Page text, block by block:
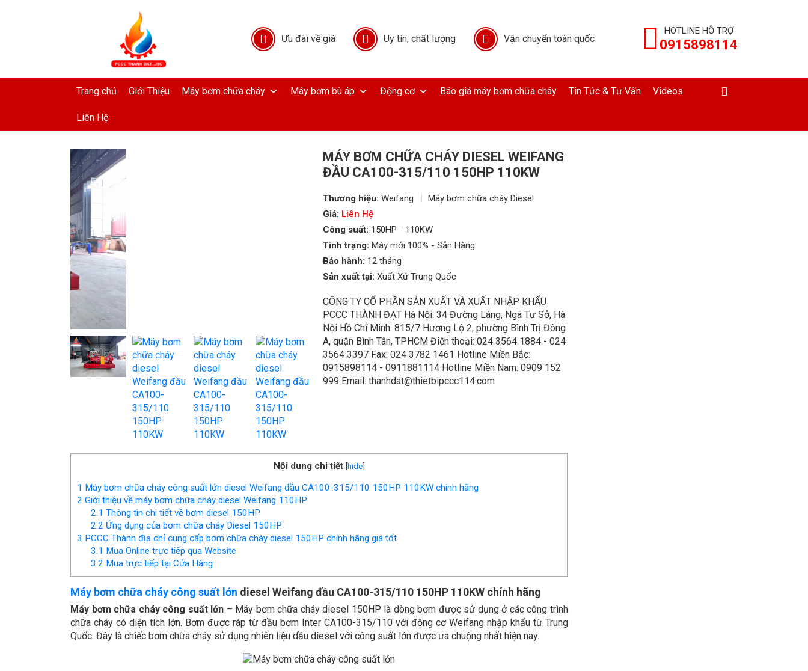
Ưu đãi về giá Uy tín, chất lượng Vận chuyển toàn quốc
HOTLINE HỖ TRỢ
0915898114
Trang chủ Giới Thiệu Máy bơm chữa cháy Máy bơm bù áp Động cơ Báo giá máy bơm chữa cháy Tin Tức & Tư Vấn Videos
Liên Hệ
MÁY BƠM CHỮA CHÁY DIESEL WEIFANG
ĐẦU CA100-315/110 150HP 110KW
Thương hiệu: Weifang
Máy bơm chữa cháy Diesel
Giá: Liên Hệ
Công suất: 150HP - 110KW
Tình trạng: Máy mới 100% - Sẵn Hàng
Bảo hành: 12 tháng
Sản xuất tại: Xuất Xứ Trung Quốc
CÔNG TY CỔ PHẦN SẢN XUẤT VÀ XUẤT NHẬP KHẨU
PCCC THÀNH ĐẠT Hà Nội: 34 Đường Láng, Ngã Tư Sở, Hà
Nội Hồ Chí Minh: 815/7 Hương Lộ 2, phường Bình Trị Đông
A, quận Bình Tân, TPHCM Điện thoại: 024 3564 1884 - 024
3564 3397 Fax: 024 3782 1461 Hotline Miền Bắc:
0915898114 - 0911881114 Hotline Miền Nam: 0909 152
999 Email: thanhdat@thietbipccc114.com
Nội dung chi tiết [hide]
1 Máy bơm chữa cháy công suất lớn diesel Weifang đầu CA100-315/110 150HP 110KW chính hãng
2 Giới thiệu về máy bơm chữa cháy diesel Weifang 110HP
2.1 Thông tin chi tiết về bơm diesel 150HP
2.2 Ứng dụng của bơm chữa cháy Diesel 150HP
3 PCCC Thành địa chỉ cung cấp bơm chữa cháy diesel 150HP chính hãng giá tốt
3.1 Mua Online trực tiếp qua Website
3.2 Mua trực tiếp tại Cửa Hàng
Máy bơm chữa cháy công suất lớn diesel Weifang đầu CA100-315/110 150HP 110KW chính hãng
Máy bơm chữa cháy công suất lớn – Máy bơm chữa cháy diesel 150HP là dòng bơm được sử dụng ở các công trình
chữa cháy có diện tích lớn. Bơm được ráp từ đầu bơm Inter CA100-315/110 với động cơ Weifang nhập khẩu từ Trung
Quốc. Đây là chiếc bơm chữa cháy sử dụng nhiên liệu dầu diesel với công suất lớn được ưa chuộng nhất hiện nay.